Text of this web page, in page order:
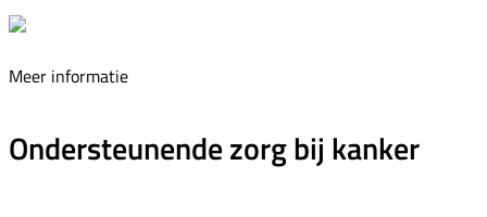
Meer informatie
Ondersteunende zorg bij kanker